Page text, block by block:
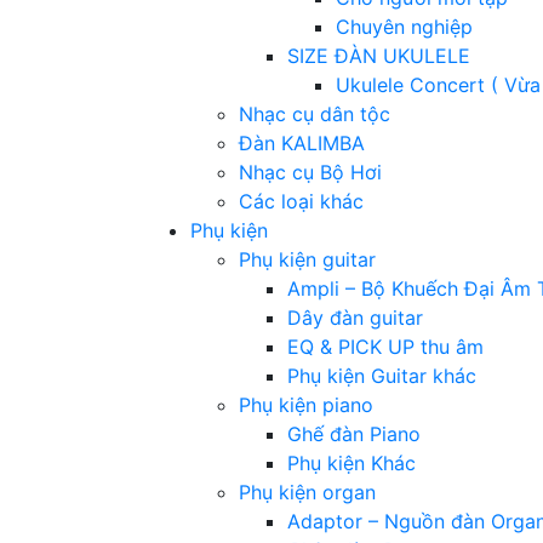
Chuyên nghiệp
SIZE ĐÀN UKULELE
Ukulele Concert ( Vừa
Nhạc cụ dân tộc
Đàn KALIMBA
Nhạc cụ Bộ Hơi
Các loại khác
Phụ kiện
Phụ kiện guitar
Ampli – Bộ Khuếch Đại Âm
Dây đàn guitar
EQ & PICK UP thu âm
Phụ kiện Guitar khác
Phụ kiện piano
Ghế đàn Piano
Phụ kiện Khác
Phụ kiện organ
Adaptor – Nguồn đàn